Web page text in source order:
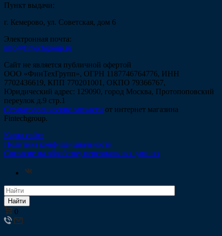
Пункт выдачи:
г. Кемерово, ул. Советская, дом 6
Электронная почта:
info@fintechgroup.ru
Сайт не является публичной офертой
ООО «ФинТехГрупп», ОГРН 1187746764776, ИНН
7702436619, КПП 770201001, ОКПО 79366767,
Юридический адрес: 129090, город Москва, Протопоповский
переулок д.9 стр.1
Стоматологические запчасти от интернет магазина
Fintechgroup.
Карта сайта
Политика конфиденциальности
Согласие на обработку персональных данных
Найти
0